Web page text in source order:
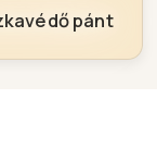
pánt